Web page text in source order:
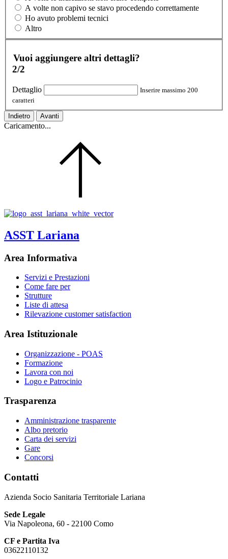
A volte non capivo se stavo procedendo correttamente
Ho avuto problemi tecnici
Altro
Vuoi aggiungere altri dettagli?
2/2
Dettaglio
Inserire massimo 200
caratteri
Indietro Avanti
Caricamento...
ASST Lariana
Area Informativa
Servizi e Prestazioni
Come fare per
Strutture
Liste di attesa
Rilevazione customer satisfaction
Area Istituzionale
Organizzazione - POAS
Formazione
Lavora con noi
Logo e Patrocinio
Trasparenza
Amministrazione trasparente
Albo pretorio
Carta dei servizi
Gare
Concorsi
Contatti
Azienda Socio Sanitaria Territoriale Lariana
Sede Legale
Via Napoleona, 60 - 22100 Como
CF e Partita Iva
03622110132